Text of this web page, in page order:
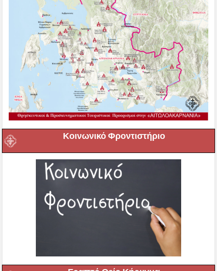
Κοινωνικό Φροντιστήριο